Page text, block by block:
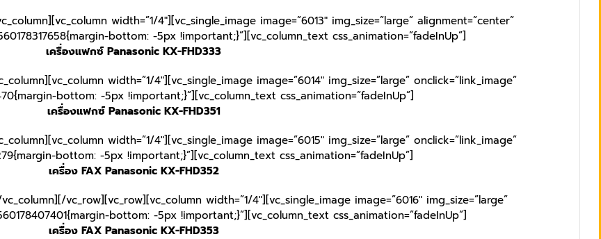
width=”1/4″][vc_single_image image=”6013″ img_size=”large” alignment=”center”
bottom: -5px !important;}”][vc_column_text css_animation=”fadeInUp”]
เครื่องแฟกซ์ Panasonic KX-FHD333
width=”1/4″][vc_single_image image=”6014″ img_size=”large” onclick=”link_image”
bottom: -5px !important;}”][vc_column_text css_animation=”fadeInUp”]
เครื่องแฟกซ์ Panasonic KX-FHD351
width=”1/4″][vc_single_image image=”6015″ img_size=”large” onclick=”link_image”
bottom: -5px !important;}”][vc_column_text css_animation=”fadeInUp”]
เครื่อง FAX Panasonic KX-FHD352
vc_row][vc_row][vc_column width=”1/4″][vc_single_image image=”6016″ img_size=”large”
bottom: -5px !important;}”][vc_column_text css_animation=”fadeInUp”]
เครื่อง FAX Panasonic KX-FHD353